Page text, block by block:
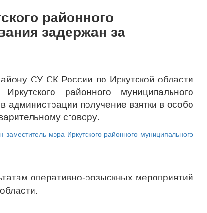
районного
задержан за
СУ СК России по Иркутской области
районного муниципального
администрации получение взятки в особо
сговору.
оперативно-розыскных мероприятий